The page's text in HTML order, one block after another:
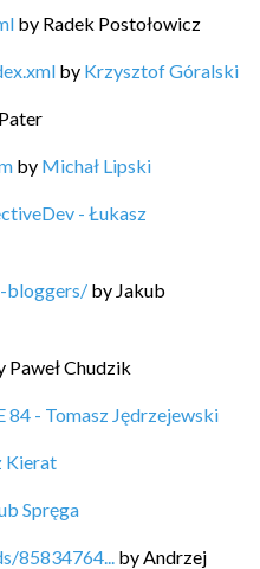
by Radek Postołowicz
by Krzysztof Góralski
by Michał Lipski
- Łukasz
bloggers/ by Jakub
Paweł Chudzik
84 - Tomasz Jędrzejewski
Kierat
Spręga
85834764... by Andrzej